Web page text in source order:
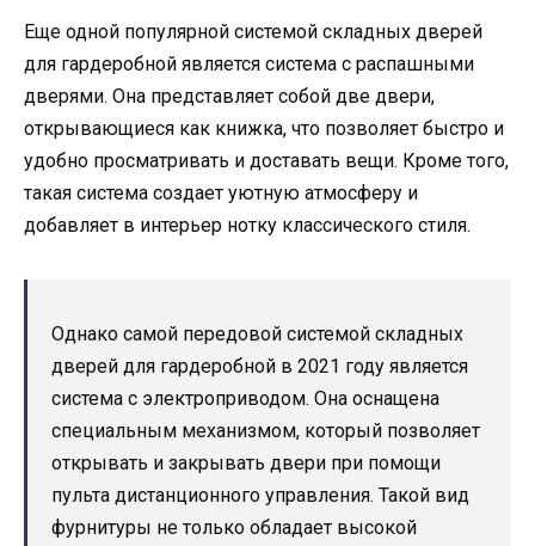
Еще одной популярной системой складных дверей
для гардеробной является система с распашными
дверями. Она представляет собой две двери,
открывающиеся как книжка, что позволяет быстро и
удобно просматривать и доставать вещи. Кроме того,
такая система создает уютную атмосферу и
добавляет в интерьер нотку классического стиля.
Однако самой передовой системой складных
дверей для гардеробной в 2021 году является
система с электроприводом. Она оснащена
специальным механизмом, который позволяет
открывать и закрывать двери при помощи
пульта дистанционного управления. Такой вид
фурнитуры не только обладает высокой